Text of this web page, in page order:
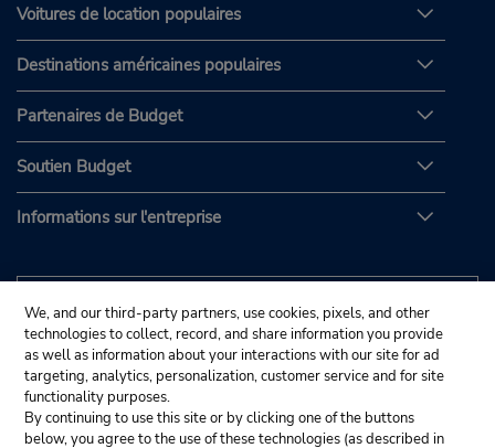
Voitures de location populaires
Destinations américaines populaires
Partenaires de Budget
Soutien Budget
Informations sur l'entreprise
We, and our third-party partners, use cookies, pixels, and other
technologies to collect, record, and share information you provide
as well as information about your interactions with our site for ad
targeting, analytics, personalization, customer service and for site
functionality purposes.
By continuing to use this site or by clicking one of the buttons
below, you agree to the use of these technologies (as described in